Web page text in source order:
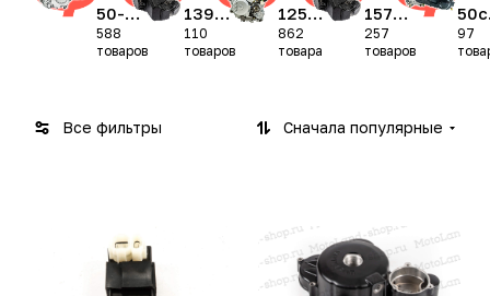
50-
190с
м3
588
товаров
139Q
MB /
1E40
110
товаров
125-
450с
м3
862
товара
157Q
MJ /
161Q
р /
257
товаров
3
97
Все фильтры Сначала популярные